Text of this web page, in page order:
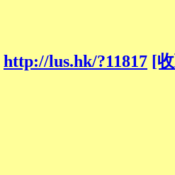
http://lus.hk/?11817 [